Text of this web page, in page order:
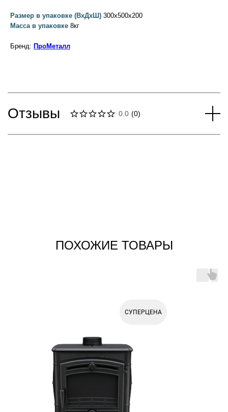
Размер в упаковке (ВхДхШ) 300х500х200
Масса в упаковке 8кг
Бренд: ПроМеталл
Отзывы 0.0 (0)
ПОХОЖИЕ ТОВАРЫ
СУПЕРЦЕНА
ТОВАРЫ ДЛЯ БАНИ И
ФИРМЕННАЯ АТРИБУТИКА
ПЕЧНОЕ ЛИТЬЁ